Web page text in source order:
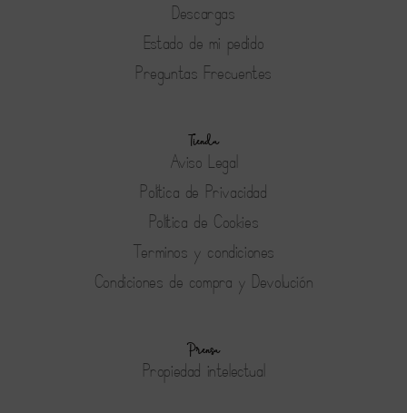
Descargas
Estado de mi pedido
Preguntas Frecuentes
Tienda
Aviso Legal
Política de Privacidad
Política de Cookies
Terminos y condiciones
Condiciones de compra y Devolución
Prensa
Propiedad intelectual